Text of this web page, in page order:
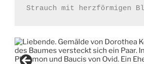
Strauch mit herzförmigen